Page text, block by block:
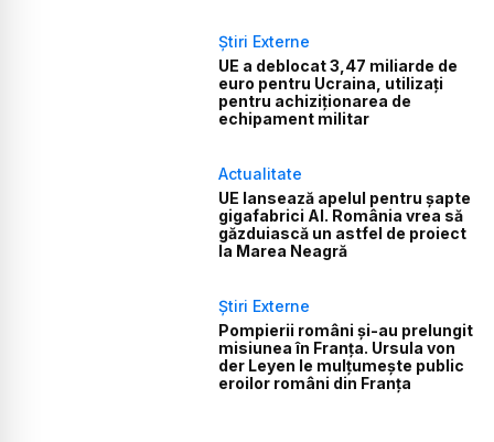
Știri Externe
UE a deblocat 3,47 miliarde de
euro pentru Ucraina, utilizați
pentru achiziționarea de
echipament militar
Actualitate
UE lansează apelul pentru șapte
gigafabrici AI. România vrea să
găzduiască un astfel de proiect
la Marea Neagră
Știri Externe
Pompierii români și-au prelungit
misiunea în Franța. Ursula von
der Leyen le mulțumește public
eroilor români din Franța